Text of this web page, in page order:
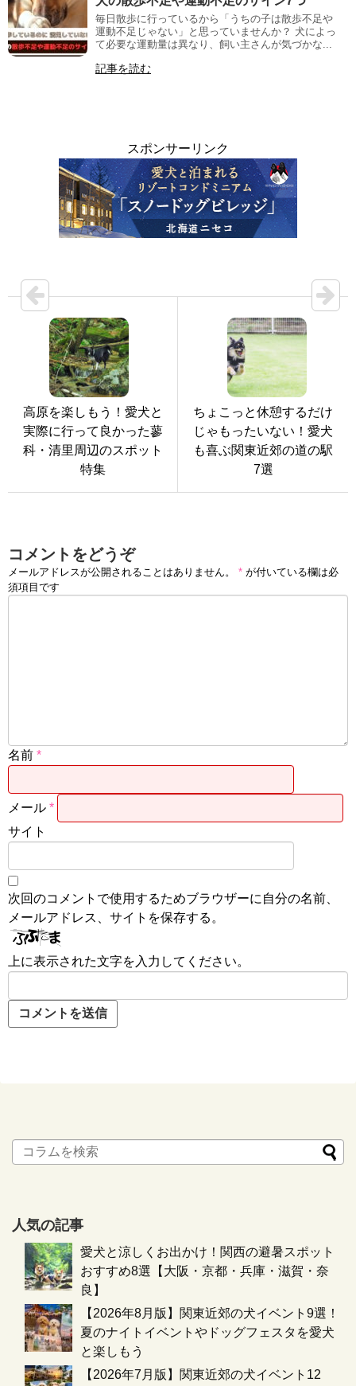
毎日散歩に行っているから「うちの子は散歩不足や
運動不足じゃない」と思っていませんか？ 犬によっ
て必要な運動量は異なり、飼い主さんが気づかな...
記事を読む
スポンサーリンク
高原を楽しもう！愛犬と
実際に行って良かった蓼
科・清里周辺のスポット
特集
ちょこっと休憩するだけ
じゃもったいない！愛犬
も喜ぶ関東近郊の道の駅
7選
コメントをどうぞ
メールアドレスが公開されることはありません。 * が付いている欄は必
須項目です
名前 *
メール *
サイト
次回のコメントで使用するためブラウザーに自分の名前、
メールアドレス、サイトを保存する。
上に表示された文字を入力してください。
人気の記事
愛犬と涼しくお出かけ！関西の避暑スポット
おすすめ8選【大阪・京都・兵庫・滋賀・奈
良】
【2026年8月版】関東近郊の犬イベント9選！
夏のナイトイベントやドッグフェスタを愛犬
と楽しもう
【2026年7月版】関東近郊の犬イベント12